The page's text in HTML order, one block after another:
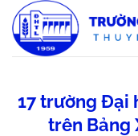
qua
nội
17 trường Đại
trên Bảng